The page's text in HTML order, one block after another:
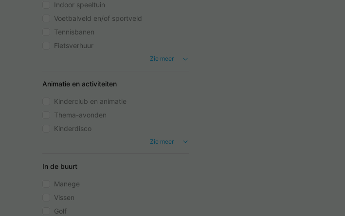
Indoor speeltuin
Voetbalveld en/of sportveld
Tennisbanen
Fietsverhuur
Zie meer
Animatie en activiteiten
Kinderclub en animatie
Thema-avonden
Kinderdisco
Zie meer
In de buurt
Manege
Vissen
Golf